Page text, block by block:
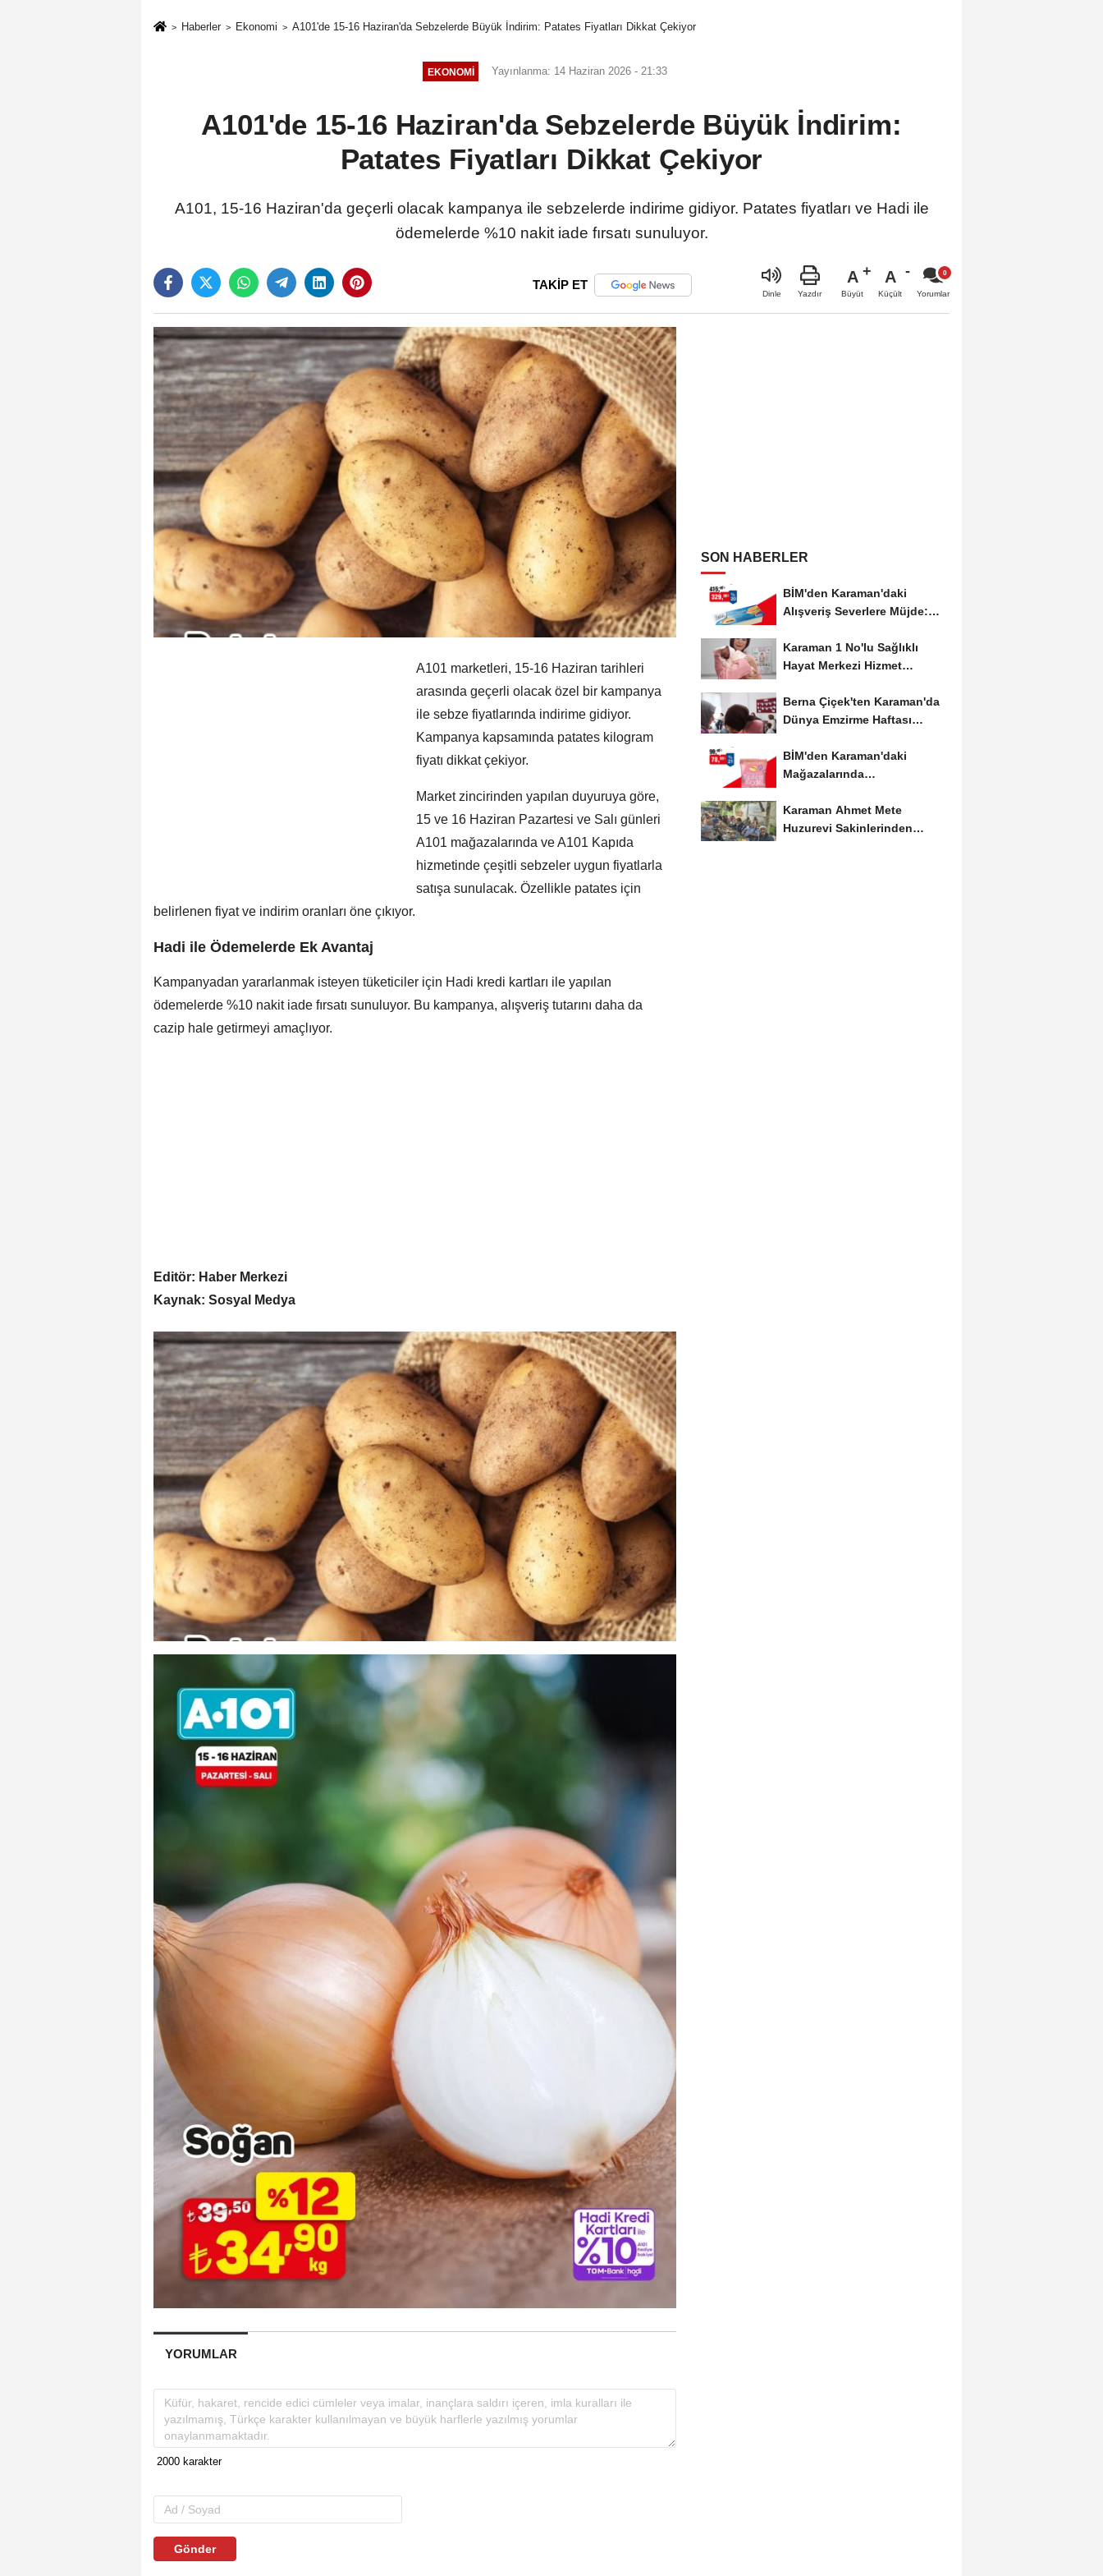
Haberler Ekonomi A101'de 15-16 Haziran'da Sebzelerde Büyük İndirim: Patates Fiyatları Dikkat Çekiyor
EKONOMI Yayınlanma: 14 Haziran 2026 - 21:33
A101'de 15-16 Haziran'da Sebzelerde Büyük İndirim:
Patates Fiyatları Dikkat Çekiyor
A101, 15-16 Haziran'da geçerli olacak kampanya ile sebzelerde indirime gidiyor. Patates fiyatları ve Hadi ile
ödemelerde %10 nakit iade fırsatı sunuluyor.
TAKİP ET
Dinle Yazdır
A
Büyüt
A
Küçült Yorumlar
A101 marketleri, 15-16 Haziran tarihleri
arasında geçerli olacak özel bir kampanya
ile sebze fiyatlarında indirime gidiyor.
Kampanya kapsamında patates kilogram
fiyatı dikkat çekiyor.
Market zincirinden yapılan duyuruya göre,
15 ve 16 Haziran Pazartesi ve Salı günleri
A101 mağazalarında ve A101 Kapıda
hizmetinde çeşitli sebzeler uygun fiyatlarla
satışa sunulacak. Özellikle patates için
belirlenen fiyat ve indirim oranları öne çıkıyor.
Hadi ile Ödemelerde Ek Avantaj
Kampanyadan yararlanmak isteyen tüketiciler için Hadi kredi kartları ile yapılan
ödemelerde %10 nakit iade fırsatı sunuluyor. Bu kampanya, alışveriş tutarını daha da
cazip hale getirmeyi amaçlıyor.
Editör: Haber Merkezi
Kaynak: Sosyal Medya
YORUMLAR
Gönder
SON HABERLER
BİM'den Karaman'daki
Alışveriş Severlere Müjde:
Karaman 1 No'lu Sağlıklı
Hayat Merkezi Hizmet
Berna Çiçek'ten Karaman'da
Dünya Emzirme Haftası
BİM'den Karaman'daki
Mağazalarında
Karaman Ahmet Mete
Huzurevi Sakinlerinden